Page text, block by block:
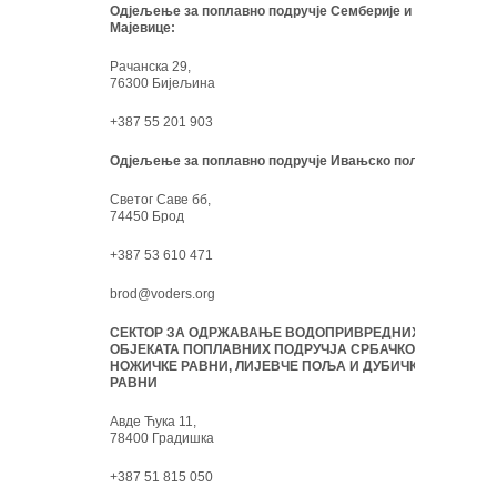
Одјељење за поплавно подручје Семберије и
Мајевице:
Рачанска 29,
76300 Бијељина
+387 55 201 903
Одјељење за поплавно подручје Ивањско поље:
Светог Саве бб,
74450 Брод
+387 53 610 471
brod@voders.org
СЕКТОР ЗА ОДРЖАВАЊЕ ВОДОПРИВРЕДНИХ
ОБЈЕКАТА ПОПЛАВНИХ ПОДРУЧЈА СРБАЧКО-
НОЖИЧКЕ РАВНИ, ЛИЈЕВЧЕ ПОЉА И ДУБИЧКЕ
РАВНИ
Авде Ћука 11,
78400 Градишка
+387 51 815 050